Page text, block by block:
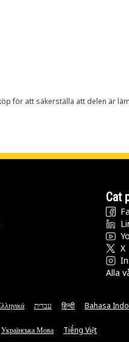
för att säkerställa att delen är
Cat
X
Alla
עברית हिन्दी Bahasa
Українська Мова Tiếng Việt